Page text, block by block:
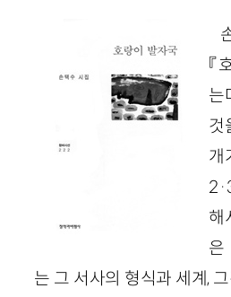
『
는
것
개
해
은
는 그 서사의 형식과 세계,